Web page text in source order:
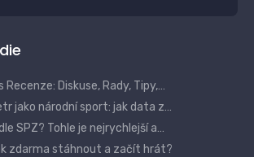
Recenze: Diskuse, Rady, Tipy,…
jako národní sport: jak data z…
SPZ? Tohle je nejrychlejší a…
zdarma stáhnout a začít hrát?